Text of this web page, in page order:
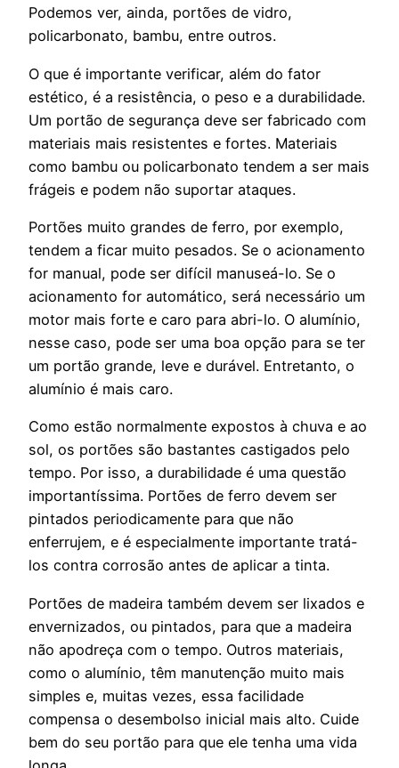
Podemos ver, ainda, portões de vidro,
policarbonato, bambu, entre outros.
O que é importante verificar, além do fator
estético, é a resistência, o peso e a durabilidade.
Um portão de segurança deve ser fabricado com
materiais mais resistentes e fortes. Materiais
como bambu ou policarbonato tendem a ser mais
frágeis e podem não suportar ataques.
Portões muito grandes de ferro, por exemplo,
tendem a ficar muito pesados. Se o acionamento
for manual, pode ser difícil manuseá-lo. Se o
acionamento for automático, será necessário um
motor mais forte e caro para abri-lo. O alumínio,
nesse caso, pode ser uma boa opção para se ter
um portão grande, leve e durável. Entretanto, o
alumínio é mais caro.
Como estão normalmente expostos à chuva e ao
sol, os portões são bastantes castigados pelo
tempo. Por isso, a durabilidade é uma questão
importantíssima. Portões de ferro devem ser
pintados periodicamente para que não
enferrujem, e é especialmente importante tratá-
los contra corrosão antes de aplicar a tinta.
Portões de madeira também devem ser lixados e
envernizados, ou pintados, para que a madeira
não apodreça com o tempo. Outros materiais,
como o alumínio, têm manutenção muito mais
simples e, muitas vezes, essa facilidade
compensa o desembolso inicial mais alto. Cuide
bem do seu portão para que ele tenha uma vida